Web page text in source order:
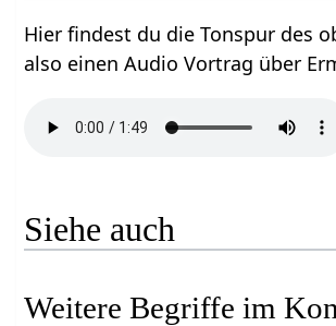
Hier findest du die Tonspur des
Siehe auch
Weitere Begriffe im